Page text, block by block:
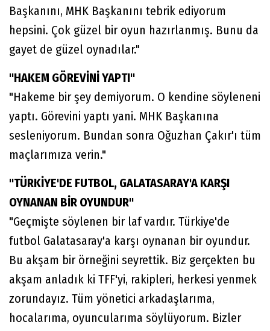
Başkanını, MHK Başkanını tebrik ediyorum
hepsini. Çok güzel bir oyun hazırlanmış. Bunu da
gayet de güzel oynadılar."
"HAKEM GÖREVİNİ YAPTI"
"Hakeme bir şey demiyorum. O kendine söyleneni
yaptı. Görevini yaptı yani. MHK Başkanına
sesleniyorum. Bundan sonra Oğuzhan Çakır'ı tüm
maçlarımıza verin."
"TÜRKİYE'DE FUTBOL, GALATASARAY'A KARŞI
OYNANAN BİR OYUNDUR"
"Geçmişte söylenen bir laf vardır. Türkiye'de
futbol Galatasaray'a karşı oynanan bir oyundur.
Bu akşam bir örneğini seyrettik. Biz gerçekten bu
akşam anladık ki TFF'yi, rakipleri, herkesi yenmek
zorundayız. Tüm yönetici arkadaşlarıma,
hocalarıma, oyuncularıma söylüyorum. Bizler